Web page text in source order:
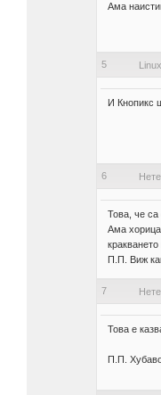
Ама
5
И Кнопикс
6
Това, че са
Ама
П.П. Виж
7
Това е
П.П.